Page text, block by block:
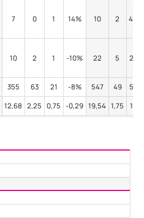
7 0 1 14% 10 2 40%
10 2 1 -10% 22 5 27%
355 63 21 -8% 547 49
51%
12,68 2,25 0,75 -0,29 19,54 1,75 1,83